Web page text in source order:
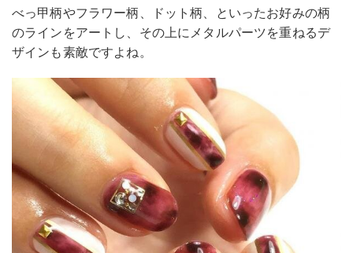
べっ甲柄やフラワー柄、ドット柄、といったお好みの柄
のラインをアートし、その上にメタルパーツを重ねるデ
ザインも素敵ですよね。